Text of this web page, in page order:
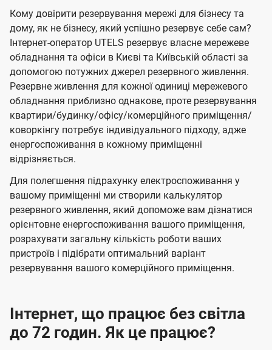
Кому довірити резервування мережі для бізнесу та
дому, як не бізнесу, який успішно резервує себе сам?
Інтернет-оператор UTELS резервує власне мережеве
обладнання та офіси в Києві та Київській області за
допомогою потужних джерел резервного живлення.
Резервне живлення для кожної одиниці мережевого
обладнання приблизно однакове, проте резервування
квартири/будинку/офісу/комерційного приміщення/
коворкінгу потребує індивідуального підходу, адже
енергоспоживання в кожному приміщенні
відрізняється.
Для полегшення підрахунку електроспоживання у
вашому приміщенні ми створили калькулятор
резервного живлення, який допоможе вам дізнатися
орієнтовне енергоспоживання вашого приміщення,
розрахувати загальну кількість роботи ваших
пристроїв і підібрати оптимальний варіант
резервування вашого комерційного приміщення.
Інтернет, що працює без світла
до 72 годин. Як це працює?